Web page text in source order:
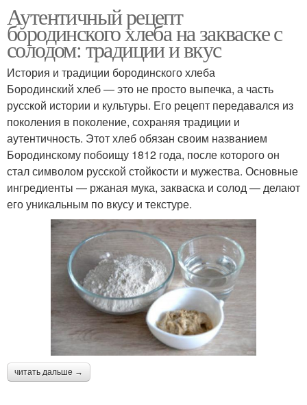
Аутентичный рецепт
бородинского хлеба на закваске с
солодом: традиции и вкус
История и традиции бородинского хлеба
Бородинский хлеб — это не просто выпечка, а часть
русской истории и культуры. Его рецепт передавался из
поколения в поколение, сохраняя традиции и
аутентичность. Этот хлеб обязан своим названием
Бородинскому побоищу 1812 года, после которого он
стал символом русской стойкости и мужества. Основные
ингредиенты — ржаная мука, закваска и солод — делают
его уникальным по вкусу и текстуре.
читать дальше →